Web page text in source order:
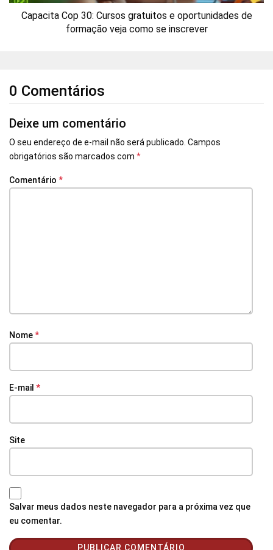
Capacita Cop 30: Cursos gratuitos e oportunidades de
formação veja como se inscrever
0 Comentários
Deixe um comentário
O seu endereço de e-mail não será publicado. Campos
obrigatórios são marcados com *
Comentário *
Nome*
E-mail *
Site
Salvar meus dados neste navegador para a próxima vez que
eu comentar.